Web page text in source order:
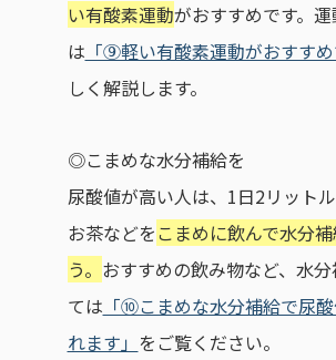
い有酸素運動がおすすめです。
は 「⑨軽い有酸素運動がおすすめ
しく解説します。
◎こまめな水分補給を
尿酸値が高い人は、1日2リット
お茶などを こまめに飲んで水分
う。 おすすめの飲み物など、水
ては 「⑩こまめな水分補給で尿
れます」 をご覧ください。